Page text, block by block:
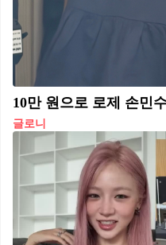
10만 원으로 로제 손민
글로니